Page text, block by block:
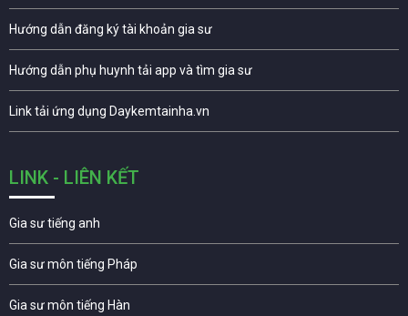
Hướng dẫn đăng ký tài khoản gia sư
Hướng dẫn phụ huynh tải app và tìm gia sư
Link tải ứng dụng Daykemtainha.vn
LINK - LIÊN KẾT
Gia sư tiếng anh
Gia sư môn tiếng Pháp
Gia sư môn tiếng Hàn